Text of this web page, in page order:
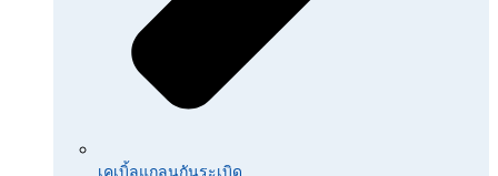
เคเบิ้ลแกลนกันระเบิด